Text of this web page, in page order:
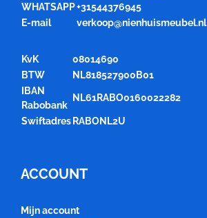
WHATSAPP+31544376945
E-mail
verkoop@nienhuismeubel.nl
KvK
08014690
BTW
NL818527900B01
IBAN
Rabobank
NL61RABO0160022282
SwiftadresRABONL2U
ACCOUNT
Mijn account